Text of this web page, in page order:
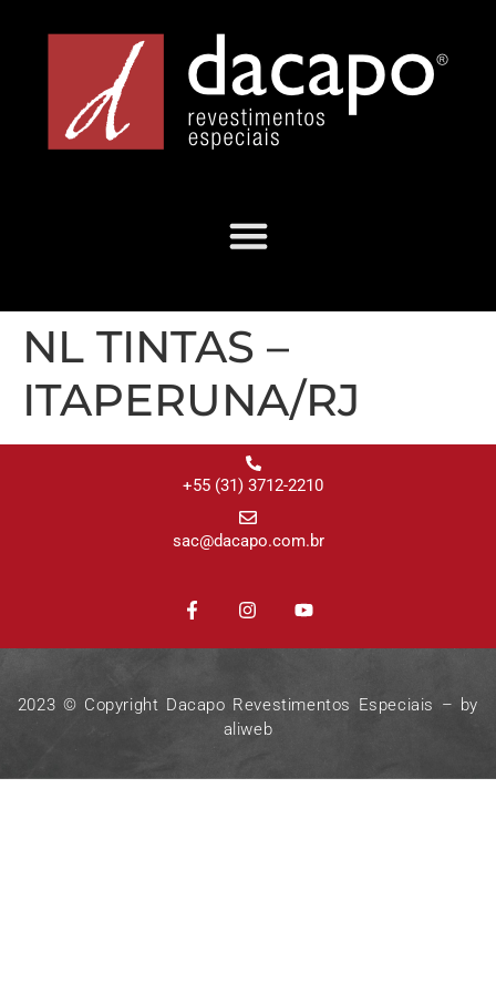
NL TINTAS –
ITAPERUNA/RJ
+55 (31) 3712-2210
sac@dacapo.com.br
2023 © Copyright Dacapo Revestimentos Especiais – by
aliweb